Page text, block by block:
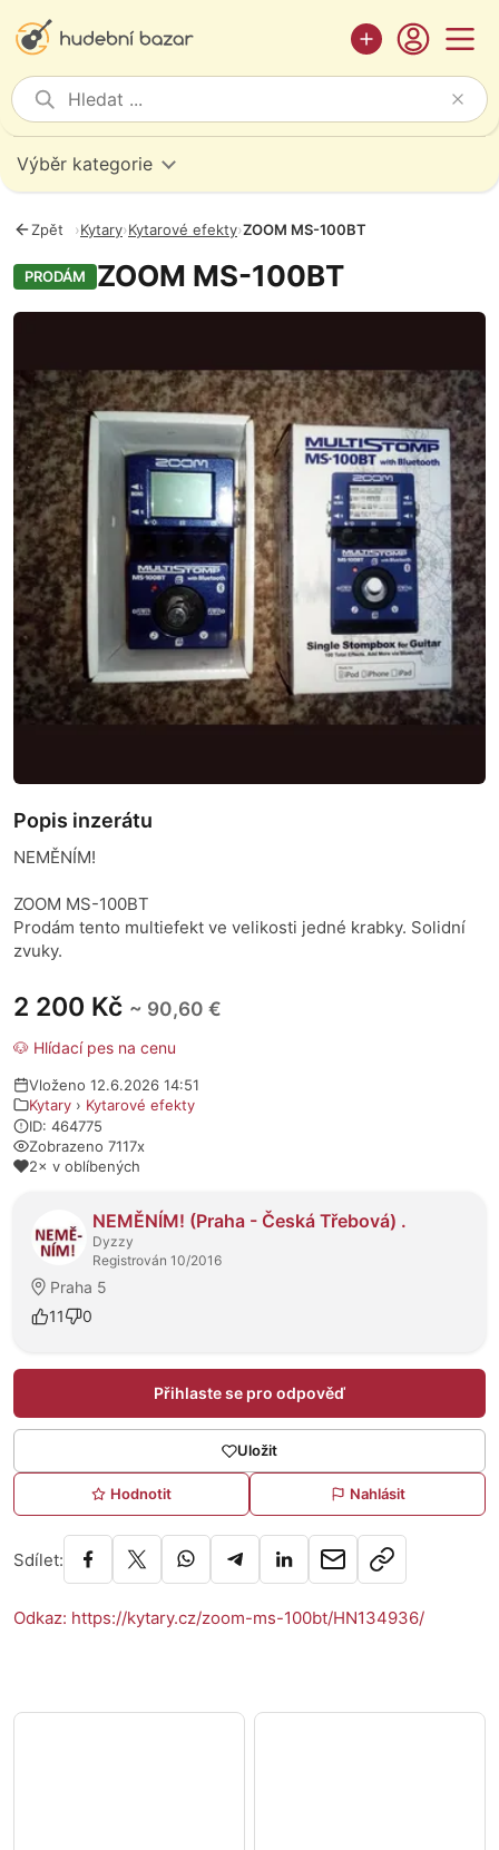
Výběr kategorie
Zpět ›Kytary›Kytarové efekty›ZOOM MS-100BT
PRODÁM ZOOM MS-100BT
Fotografie
2 200 Kč ~ 90,60 €
🐶 Hlídací pes na cenu
Vloženo 12.6.2026 14:51
Kytary › Kytarové efekty
ID: 464775
Zobrazeno 7117x
2× v oblíbených
NEMĚNÍM! (Praha - Česká Třebová) .
Dyzzy
Registrován 10/2016
Praha 5
11
0
Přihlaste se pro odpověď
Uložit
Hodnotit Nahlásit
Sdílet:
Popis inzerátu
NEMĚNÍM!
ZOOM MS-100BT
Prodám tento multiefekt ve velikosti jedné krabky. Solidní
zvuky.
Odkaz: https://kytary.cz/zoom-ms-100bt/HN134936/